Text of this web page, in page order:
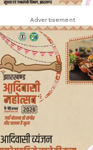
Advertisement